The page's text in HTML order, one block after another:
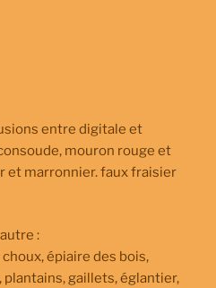
entre digitale et
mouron rouge et
et marronnier. faux fraisier
:
épiaire des bois,
gaillets, églantier,